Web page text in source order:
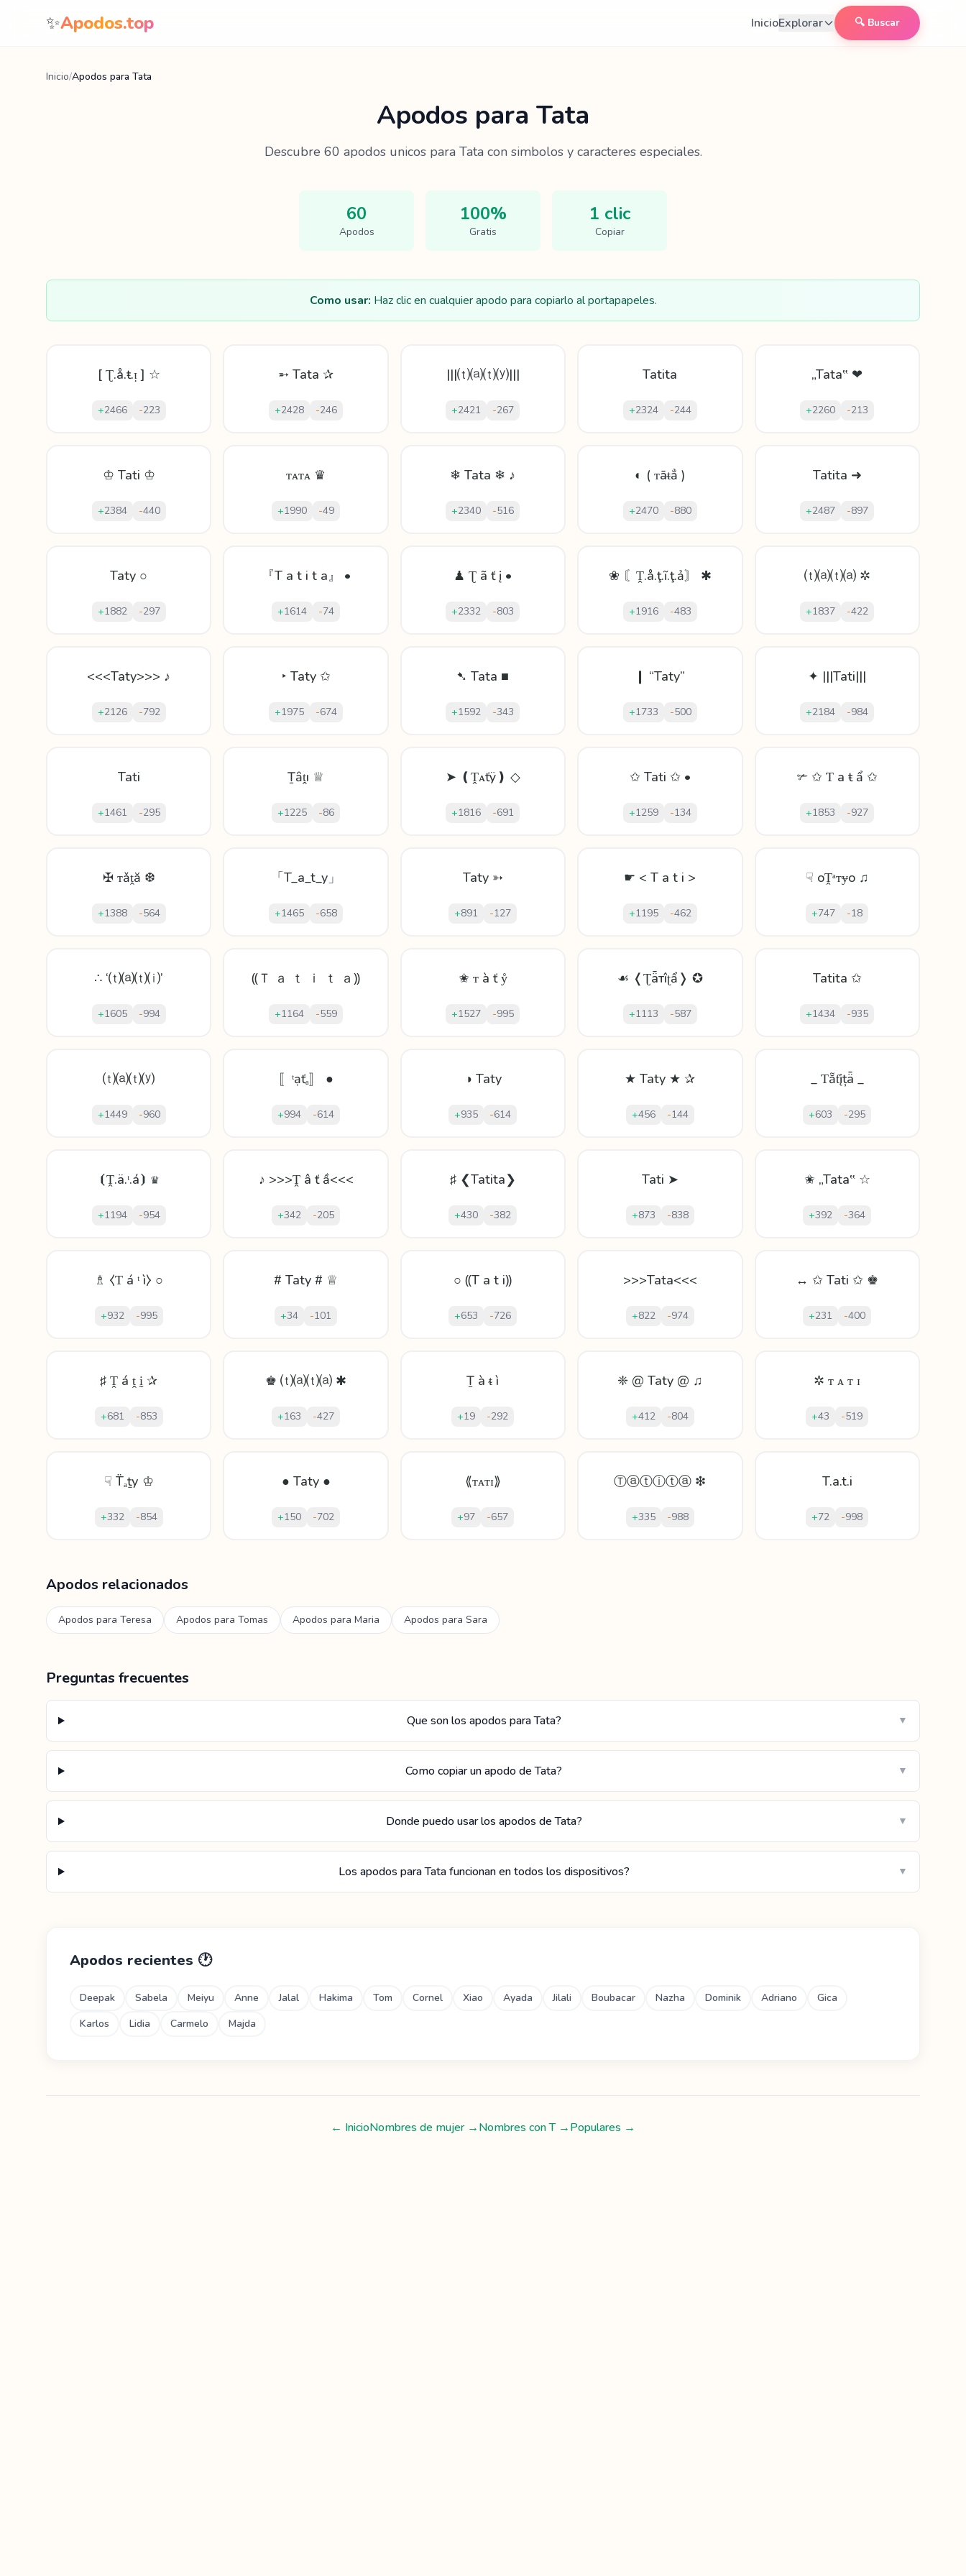
Saltar al contenido
✨Apodos.top InicioExplorar 🔍 Buscar
Inicio/Apodos para Tata
Apodos para Tata
Descubre 60 apodos unicos para Tatacon simbolos y caracteres especiales.
60
Apodos
100%
Gratis
1 clic
Copiar
Como usar: Haz clic en cualquier apodo para copiarlo al portapapeles.
[ Ʈ.å.ŧ.ᴉ ] ☆
+2466 -223
➵ Tata ✰
+2428 -246
|||⒯⒜⒯⒴|||
+2421 -267
Tatita
+2324 -244
„Tata‟ ❤
+2260 -213
♔ Tati ♔
+2384 -440
ᴛᴀᴛᴀ ♛
+1990 -49
❄ Tata ❄ ♪
+2340 -516
◐ ( ᴛāᵵẳ )
+2470 -880
Tatita ➜
+2487 -897
Taty ○
+1882 -297
『T a t i t a』 •
+1614 -74
♟ Ʈ ã ť į •
+2332 -803
❀ 〘Ṱ.å.ţ.ĩ.ţ.ả〙 ✱
+1916 -483
⒯⒜⒯⒜ ✲
+1837 -422
<<<Taty>>> ♪
+2126 -792
‣ Taty ✩
+1975 -674
➷ Tata ■
+1592 -343
❙ “Taty”
+1733 -500
✦ |||Tati|||
+2184 -984
Tati
+1461 -295
Ṯȃṱı ♕
+1225 -86
➤ ❪Ṱᴀťÿ❫ ◇
+1816 -691
✩ Tati ✩ •
+1259 -134
✃ ✩ Ƭ а ŧ ẩ ✩
+1853 -927
✠ ᴛǎṱă ❆
+1388 -564
「T_a_t_y」
+1465 -658
Taty ➳
+891 -127
☛ < T a t i >
+1195 -462
☟ oṰᵃᴛɏo ♫
+747 -18
∴ ‘⒯⒜⒯⒤’
+1605 -994
⸨Ｔ ａ ｔ ｉ ｔ ａ⸩
+1164 -559
✬ ᴛ à ť ẙ
+1527 -995
☙ ❬Ʈǟтîʈẩ❭ ✪
+1113 -587
Tatita ✩
+1434 -935
⒯⒜⒯⒴
+1449 -960
〚ᵗạťₐ〛 ●
+994 -614
◑ Taty
+935 -614
★ Taty ★ ✰
+456 -144
_ Ƭẵƭįțǟ _
+603 -295
⦗Ṱ.ä.ᵗ.á⦘ ♛
+1194 -954
♪ >>>Ṱ â ť ầ<<<
+342 -205
♯ ❮Tatita❯
+430 -382
Tati ➤
+873 -838
✬ „Tata‟ ☆
+392 -364
♗ ⧼Ƭ á ᵗ ì⧽ ○
+932 -995
# Taty # ♕
+34 -101
○ ⸨T a t i⸩
+653 -726
>>>Tata<<<
+822 -974
↔ ✩ Tati ✩ ♚
+231 -400
♯ Ṱ á ṱ ḭ ✰
+681 -853
♚ ⒯⒜⒯⒜ ✱
+163 -427
Ṯ à ᵵ ì
+19 -292
❈ @ Taty @ ♫
+412 -804
✲ ᴛ ᴀ ᴛ ɪ
+43 -519
☟ T̈ₐṯу ♔
+332 -854
● Taty ●
+150 -702
⟪ᴛᴀᴛɪ⟫
+97 -657
Ⓣⓐⓣⓘⓣⓐ ❇
+335 -988
T.a.t.i
+72 -998
Apodos relacionados
Apodos para Teresa Apodos para Tomas Apodos para Maria Apodos para Sara
Preguntas frecuentes
Que son los apodos para Tata? ▼
Como copiar un apodo de Tata? ▼
Donde puedo usar los apodos de Tata? ▼
Los apodos para Tata funcionan en todos los dispositivos? ▼
Apodos recientes 🕐
Deepak Sabela Meiyu Anne Jalal Hakima Tom Cornel Xiao Ayada Jilali Boubacar Nazha Dominik Adriano
Gica
Karlos
Lidia Carmelo Majda
← InicioNombres de mujer→Nombres conT→Populares →